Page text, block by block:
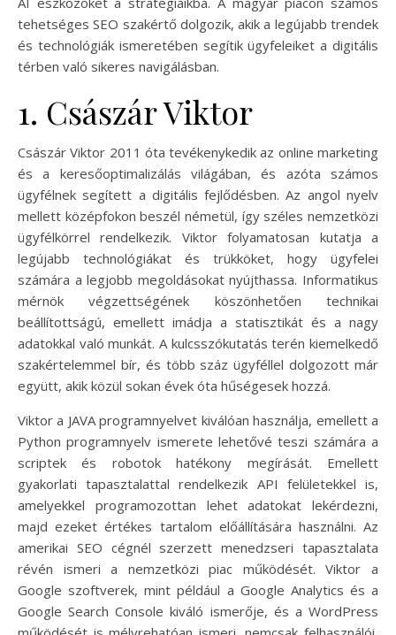
tehetséges SEO szakértő dolgozik, akik a legújabb trendek
és technológiák ismeretében segítik ügyfeleiket a digitális
térben való sikeres navigálásban.
1. Császár Viktor
Császár Viktor 2011 óta tevékenykedik az online marketing
és a keresőoptimalizálás világában, és azóta számos
ügyfélnek segített a digitális fejlődésben. Az angol nyelv
mellett középfokon beszél németül, így széles nemzetközi
ügyfélkörrel rendelkezik. Viktor folyamatosan kutatja a
legújabb technológiákat és trükköket, hogy ügyfelei
számára a legjobb megoldásokat nyújthassa. Informatikus
mérnök végzettségének köszönhetően technikai
beállítottságú, emellett imádja a statisztikát és a nagy
adatokkal való munkát. A kulcsszókutatás terén kiemelkedő
szakértelemmel bír, és több száz ügyféllel dolgozott már
együtt, akik közül sokan évek óta hűségesek hozzá.
Viktor a JAVA programnyelvet kiválóan használja, emellett a
Python programnyelv ismerete lehetővé teszi számára a
scriptek és robotok hatékony megírását. Emellett
gyakorlati tapasztalattal rendelkezik API felületekkel is,
amelyekkel programozottan lehet adatokat lekérdezni,
majd ezeket értékes tartalom előállítására használni. Az
amerikai SEO cégnél szerzett menedzseri tapasztalata
révén ismeri a nemzetközi piac működését. Viktor a
Google szoftverek, mint például a Google Analytics és a
Google Search Console kiváló ismerője, és a WordPress